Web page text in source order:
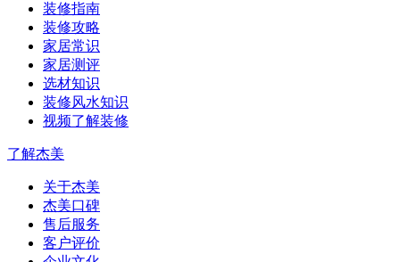
装修指南
装修攻略
家居常识
家居测评
选材知识
装修风水知识
视频了解装修
了解杰美
关于杰美
杰美口碑
售后服务
客户评价